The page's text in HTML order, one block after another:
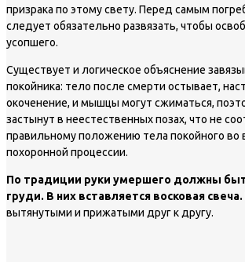
призрака по этому свету. Перед самым
следует обязательно развязать, чтобы
усопшего.
Существует и логическое объяснение
покойника: тело после смерти остывает,
окоченение, и мышцы могут сжиматься,
застынут в неестественных позах, что не
правильному положению тела покойного во
похоронной процессии.
По традиции руки умершего должны
груди. В них вставляется восковая свеча.
вытянутыми и прижатыми друг к другу.